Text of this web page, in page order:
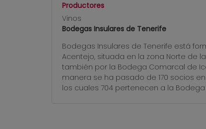
Productores
Vinos
Bodegas Insulares de Tenerife
Bodegas Insulares de Tenerife está
Acentejo, situada en la zona Norte de
también por la Bodega Comarcal de
manera se ha pasado de 170 socios
los cuales 704 pertenecen a la